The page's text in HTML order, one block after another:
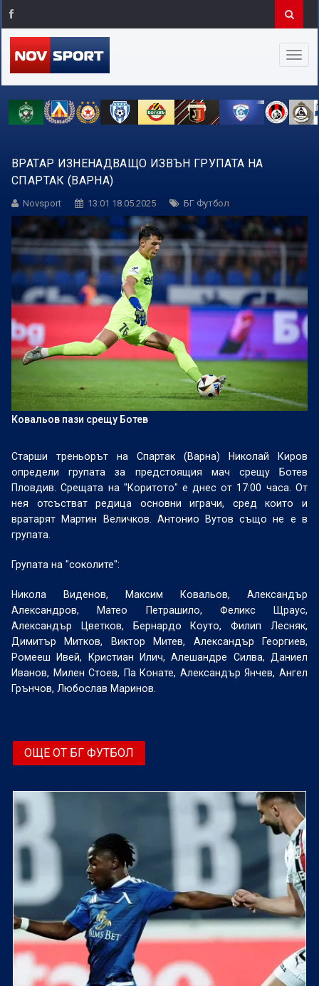
ВРАТАР ИЗНЕНАДВАЩО ИЗВЪН ГРУПАТА НА
СПАРТАК (ВАРНА)
Novsport 13:01 18.05.2025 БГ Футбол
Ковальов пази срещу Ботев
Старши треньорът на Спартак (Варна) Николай Киров
определи групата за предстоящия мач срещу Ботев
Пловдив. Срещата на "Коритото" е днес от 17:00 часа. От
нея отсъстват редица основни играчи, сред които и
вратарят Мартин Величков. Антонио Вутов също не е в
групата.
Групата на "соколите":
Никола Виденов, Максим Ковальов, Александър
Александров, Матео Петрашило, Феликс Щраус,
Александър Цветков, Бернардо Коуто, Филип Лесняк,
Димитър Митков, Виктор Митев, Александър Георгиев,
Ромееш Ивей, Кристиан Илич, Алешандре Силва, Даниел
Иванов, Милен Стоев, Па Конате, Александър Янчев, Ангел
Грънчов, Любослав Маринов.
ОЩЕ ОТ БГ ФУТБОЛ